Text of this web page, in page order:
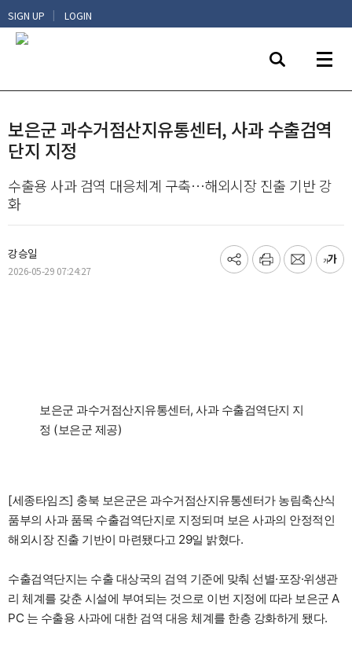
SIGN UP | LOGIN
보은군 과수거점산지유통센터, 사과 수출검역
단지 지정
수출용 사과 검역 대응체계 구축…해외시장 진출 기반 강
화
강승일
2026-05-29 07:24:27
기
프
메
글
보은군 과수거점산지유통센터, 사과 수출검역단지 지
정 (보은군 제공)
[세종타임즈] 충북 보은군은 과수거점산지유통센터가 농림축산식
품부의 사과 품목 수출검역단지로 지정되며 보은 사과의 안정적인
해외시장 진출 기반이 마련됐다고 29일 밝혔다.
수출검역단지는 수출 대상국의 검역 기준에 맞춰 선별·포장·위생관
리 체계를 갖춘 시설에 부여되는 것으로 이번 지정에 따라 보은군 A
PC 는 수출용 사과에 대한 검역 대응 체계를 한층 강화하게 됐다.